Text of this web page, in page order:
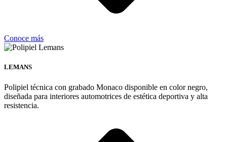
Conoce más
LEMANS
Polipiel técnica con grabado Monaco disponible en color negro,
diseñada para interiores automotrices de estética deportiva y alta
resistencia.